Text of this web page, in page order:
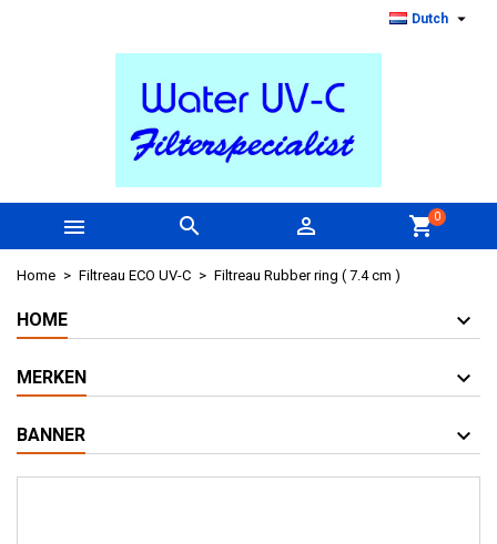
Dutch 
   shopping_cart0
Home Filtreau ECO UV-C Filtreau Rubber ring ( 7.4 cm )
HOME
MERKEN
BANNER